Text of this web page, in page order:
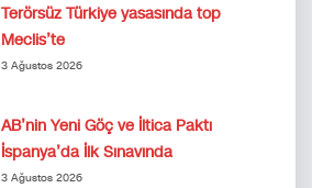
Terörsüz Türkiye yasasında top
Meclis’te
3 Ağustos 2026
AB’nin Yeni Göç ve İltica Paktı
İspanya’da İlk Sınavında
3 Ağustos 2026